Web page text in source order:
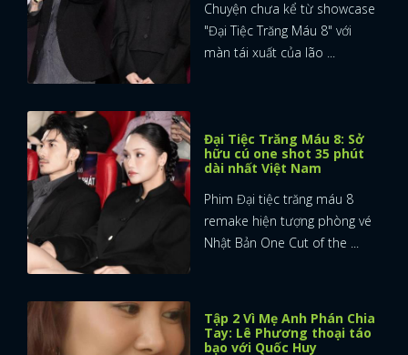
Chuyện chưa kể từ showcase
"Đại Tiệc Trăng Máu 8" với
màn tái xuất của lão ...
Đại Tiệc Trăng Máu 8: Sở
hữu cú one shot 35 phút
dài nhất Việt Nam
Phim Đại tiệc trăng máu 8
remake hiện tượng phòng vé
Nhật Bản One Cut of the ...
Tập 2 Vì Mẹ Anh Phán Chia
Tay: Lê Phương thoại táo
bạo với Quốc Huy